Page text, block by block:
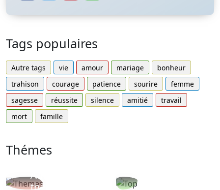
Tags populaires
Autre tags vie amour mariage
bonheur
trahison
courage patience sourire
femme
sagesse
réussite silence amitié
travail
mort
famille
Thémes
Autres
thèmes